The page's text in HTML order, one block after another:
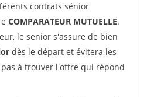
contrats sénior
COMPARATEUR MUTUELLE.
le senior s'assure de bien
dès le départ et évitera les
à trouver l'offre qui répond